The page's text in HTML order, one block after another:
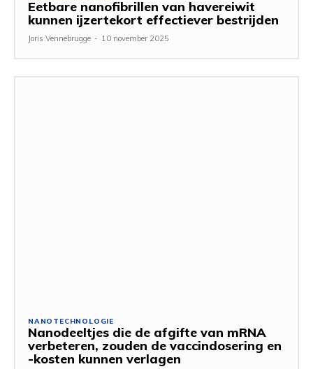
Eetbare nanofibrillen van havereiwit
kunnen ijzertekort effectiever bestrijden
Joris Vennebrugge - 10 november 2025
NANOTECHNOLOGIE
Nanodeeltjes die de afgifte van mRNA
verbeteren, zouden de vaccindosering en
-kosten kunnen verlagen